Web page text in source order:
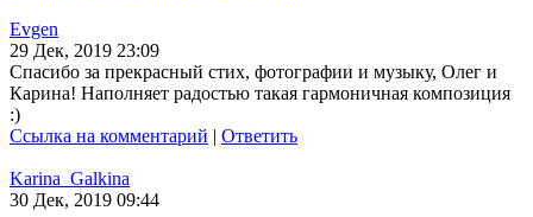
Evgen
29 Дек, 2019 23:09
Спасибо за прекрасный стих, фотографии и музыку, Олег и
Карина! Наполняет радостью такая гармоничная композиция
:)
Ссылка на комментарий | Ответить
Karina_Galkina
30 Дек, 2019 09:44